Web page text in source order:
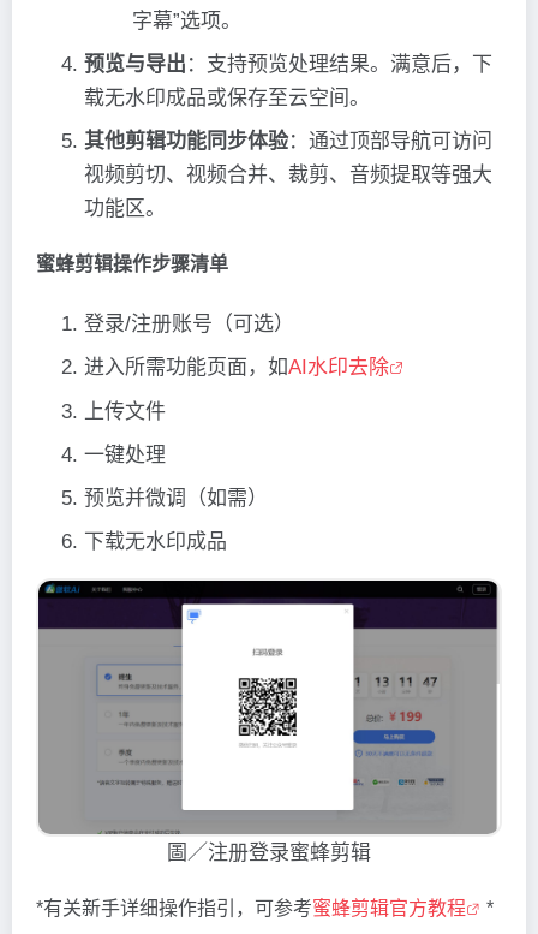
字幕”选项。
预览与导出 ：支持预览处理结果。满意后，下
载无水印成品或保存至云空间。
其他剪辑功能同步体验：通过顶部导航可访问
视频剪切、视频合并、裁剪、音频提取等强大
功能区。
蜜蜂剪辑操作步骤清单
登录/注册账号（可选）
进入所需功能页面，如AI水印去除
上传文件
一键处理
预览并微调（如需）
下载无水印成品
圖／注册登录蜜蜂剪辑
*有关新手详细操作指引，可参考蜜蜂剪辑官方教程 *